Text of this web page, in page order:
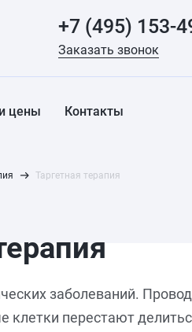
+7 (495) 153-
Заказать звонок
цены Контакты
Таргетная терапия
заболеваний.
клетки перестают